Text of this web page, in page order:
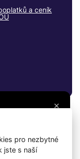
a ceník
přístupnosti
×
co vás
pro nezbytné
jste s naší